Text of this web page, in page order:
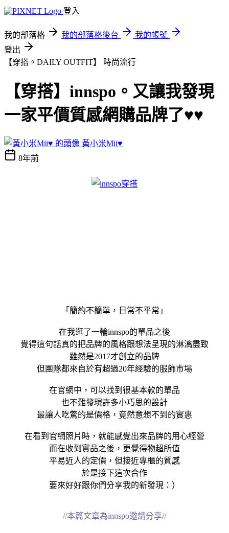
登入
我的部落格 我的部落格後台
我的帳號
登出
【穿搭。DAILY OUTFIT】
時尚流行
【穿搭】innspo。又讓我發現
一家平價質感網購品牌了♥♥
黃小米Mii♥
8年前
「簡約不簡單，日常不平常」
在我逛了一輪innspo的單品之後
覺得這句話真的把品牌的風格跟想法呈現的淋漓盡致
雖然是2017才創立的品牌
但團隊都來自於有超過20年經驗的服飾市場
在官網中，可以找到很基本款的單品
也不難發現許多小巧思的設計
最讓人吃驚的是價格，竟然意想不到的實惠
在看到官網照片時，就能感覺出來品牌的用心經營
而在收到實品之後，更覺得物超所值
平易近人的定價，但接近專櫃的質感
於是接下這次合作
要來好好跟你們分享我的新發現：）
//本篇文章為innspo邀請分享//